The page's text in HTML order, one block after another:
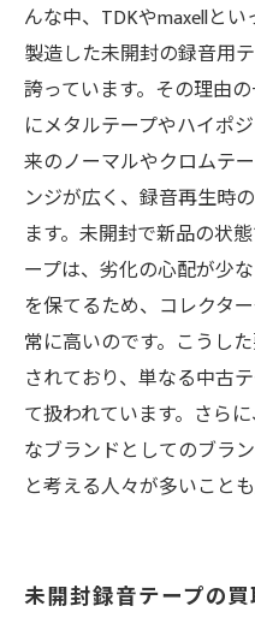
んな中、TDKやmaxellと
製造した未開封の録音用
誇っています。その理由
にメタルテープやハイポ
来のノーマルやクロムテ
ンジが広く、録音再生時
ます。未開封で新品の状
ープは、劣化の心配が少
を保てるため、コレクタ
常に高いのです。こうし
されており、単なる中古
て扱われています。さら
なブランドとしてのブラ
と考える人々が多いこと
未開封録音テープの